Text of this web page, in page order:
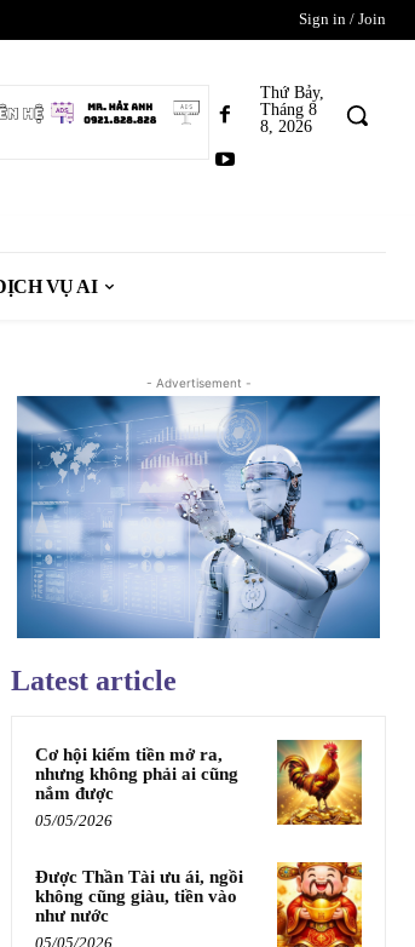
Sign in / Join
Thứ Bảy,
Tháng 8
8, 2026
VỤ AI
- Advertisement -
Latest article
Cơ hội kiếm tiền mở ra,
nhưng không phải ai cũng
nắm được
05/05/2026
Được Thần Tài ưu ái, ngồi
không cũng giàu, tiền vào
như nước
05/05/2026